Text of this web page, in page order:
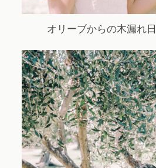
オリーブからの木漏れ